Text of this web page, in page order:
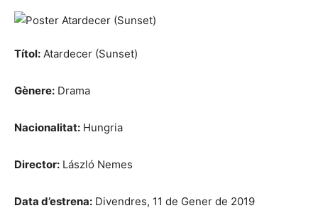
Títol: Atardecer (Sunset)
Gènere: Drama
Nacionalitat: Hungria
Director: László Nemes
Data d’estrena: Divendres, 11 de Gener de 2019